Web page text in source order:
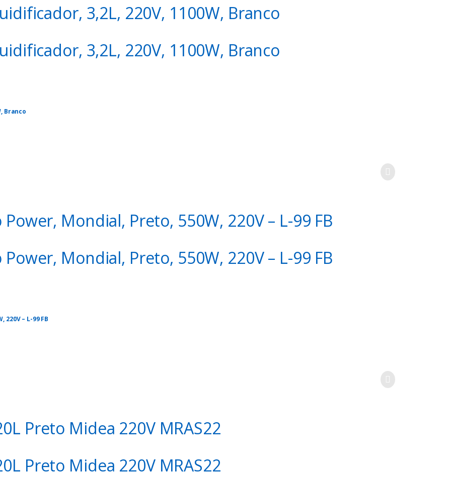
3,2L, 220V, 1100W, Branco
3,2L, 220V, 1100W, Branco
Branco
Mondial, Preto, 550W, 220V – L-99 FB
Mondial, Preto, 550W, 220V – L-99 FB
– L-99 FB
Preto Midea 220V MRAS22
Preto Midea 220V MRAS22